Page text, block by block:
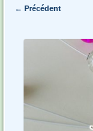
← Précédent